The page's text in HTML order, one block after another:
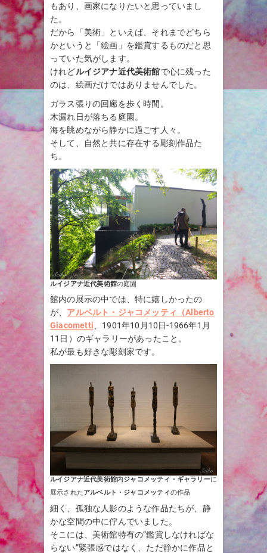
もあり、画家になりたいと思っていまし
た。
だから「美術」といえば、それまでどちら
かというと「絵画」を鑑賞するものだと思
っていた気がします。
けれどルイジアナ近代美術館で心に残った
のは、絵画だけではありませんでした。
ガラス張りの回廊を歩く時間。
木漏れ日が落ちる庭園。
海を眺めながら静かに過ごす人々。
そして、自然と共に存在する彫刻作品た
ち。
ルイジアナ近代美術館の庭園
館内の展示の中では、特に嬉しかったの
が、 アルベルト・ジャコメッティ（Alberto
Giacometti、1901年10月10日-1966年1月
11日）のギャラリーがあったこと。
私が最も好きな彫刻家です。
ルイジアナ近代美術館内ジャコメッティ・ギャラリーに
展示されたアルベルト・ジャコメッティの作品
細く、孤独な人影のような作品たちが、静
かな空間の中に佇んでいました。
そこには、美術館特有の“鑑賞しなければな
らない”緊張感ではなく、ただ静かに作品と